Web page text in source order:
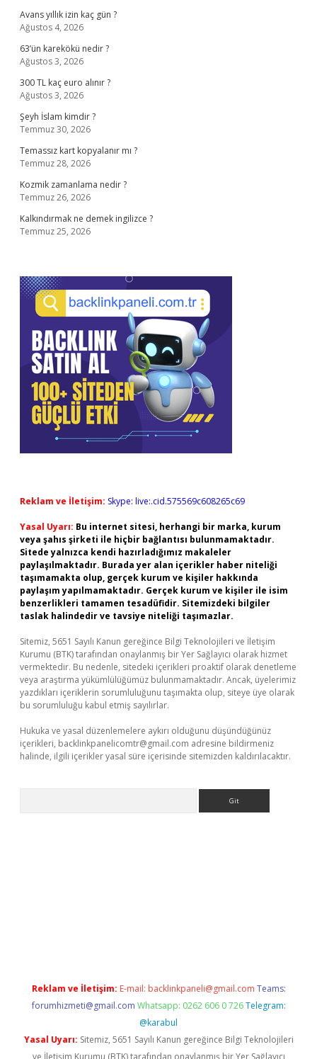
Avans yıllık izin kaç gün ?
Ağustos 4, 2026
63’ün karekökü nedir ?
Ağustos 3, 2026
300 TL kaç euro alınır ?
Ağustos 3, 2026
Şeyh İslam kimdir ?
Temmuz 30, 2026
Temassız kart kopyalanır mı ?
Temmuz 28, 2026
Kozmik zamanlama nedir ?
Temmuz 26, 2026
Kalkındırmak ne demek ingilizce ?
Temmuz 25, 2026
Reklam ve İletişim: Skype: live:.cid.575569c608265c69
Yasal Uyarı: Bu internet sitesi, herhangi bir marka, kurum
veya şahıs şirketi ile hiçbir bağlantısı bulunmamaktadır.
Sitede yalnızca kendi hazırladığımız makaleler
paylaşılmaktadır. Burada yer alan içerikler haber niteliği
taşımamakta olup, gerçek kurum ve kişiler hakkında
paylaşım yapılmamaktadır. Gerçek kurum ve kişiler ile isim
benzerlikleri tamamen tesadüfidir. Sitemizdeki bilgiler
taslak halindedir ve tavsiye niteliği taşımazlar.
Sitemiz, 5651 Sayılı Kanun gereğince Bilgi Teknolojileri ve İletişim
Kurumu (BTK) tarafından onaylanmış bir Yer Sağlayıcı olarak hizmet
vermektedir. Bu nedenle, sitedeki içerikleri proaktif olarak denetleme
veya araştırma yükümlülüğümüz bulunmamaktadır. Ancak, üyelerimiz
yazdıkları içeriklerin sorumluluğunu taşımakta olup, siteye üye olarak
bu sorumluluğu kabul etmiş sayılırlar.
Hukuka ve yasal düzenlemelere aykırı olduğunu düşündüğünüz
içerikleri, backlinkpanelicomtr@gmail.com adresine bildirmeniz
halinde, ilgili içerikler yasal süre içerisinde sitemizden kaldırılacaktır.
Reklam ve İletişim: E-mail: backlinkpaneli@gmail.com Teams:
forumhizmeti@gmail.com Whatsapp: 0262 606 0 726 Telegram:
@karabul
Yasal Uyarı: Sitemiz, 5651 Sayılı Kanun gereğince Bilgi Teknolojileri
ve İletişim Kurumu (BTK) tarafından onaylanmış bir Yer Sağlayıcı